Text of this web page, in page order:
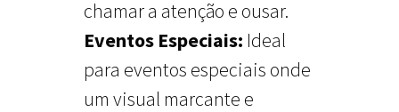
chamar a atenção e ousar.
Eventos Especiais: Ideal
para eventos especiais onde
um visual marcante e